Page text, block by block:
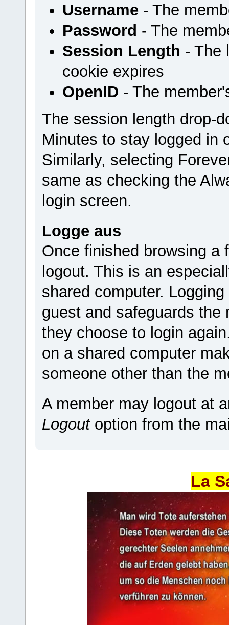
Username- The
Password - The
Session Length - The
cookie expires
OpenID - The
The session length drop-
Minutes to stay logged in
Similarly, selecting
same as checking the
login screen.
Logge aus
Once finished browsing a
logout. This is an
shared computer.
guest and safeguards
they choose to login
on a shared computer
someone other than the
A member may logout at
Logoutoption from the
La